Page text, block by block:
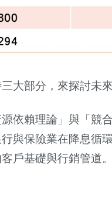
大部分，來探討未
依賴理論」與「競
與保險業在降息循
戶基礎與行銷管道